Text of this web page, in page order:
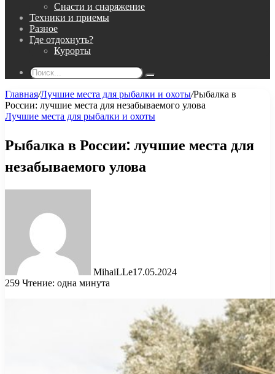
Снасти и снаряжение
Техники и приемы
Разное
Где отдохнуть?
Курорты
Поиск...
Главная/Лучшие места для рыбалки и охоты/Рыбалка в
России: лучшие места для незабываемого улова
Лучшие места для рыбалки и охоты
Рыбалка в России: лучшие места для
незабываемого улова
MihaiLLe17.05.2024
259 Чтение: одна минута